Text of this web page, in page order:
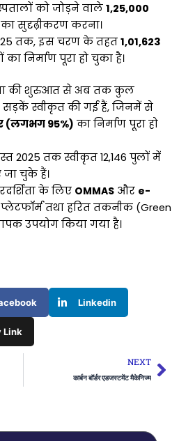
को जोड़ने वाले 1,25,000
का सुदृढ़ीकरण करना।
तक, इस चरण के तहत 1,01,623
निर्माण पूरा हो चुका है।
की शुरुआत से अब तक कुल
सड़कें स्वीकृत की गई हैं, जिनमें से
(लगभग 95%) का निर्माण पूरा हो
2025 तक स्वीकृत 12,146 पुलों में
चुके हैं।
के लिए OMMASऔर e-
तथा हरित तकनीक (Green
उपयोग किया गया है।
Linkedin
Link
NEXT
कार्बन बॉर्डर एडजस्टमेंट मैकेनिज्म